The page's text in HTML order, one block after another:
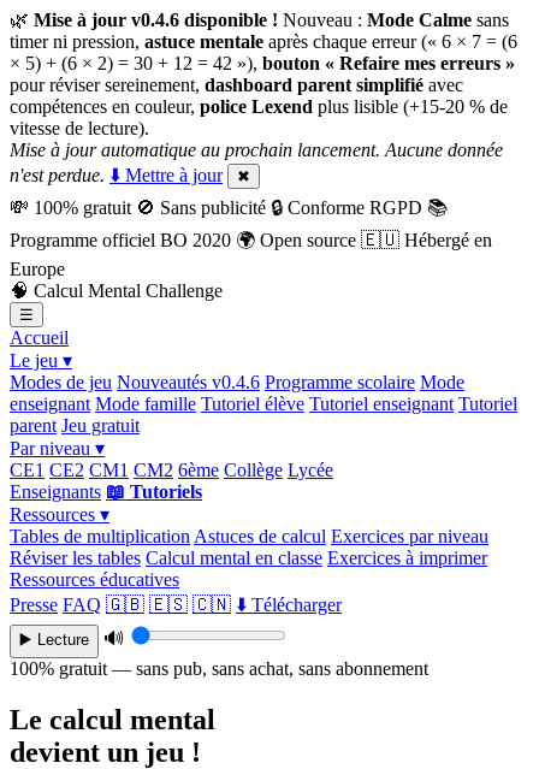
🌿 Mise à jour v0.4.6 disponible ! Nouveau : Mode Calme sans
timer ni pression, astuce mentale après chaque erreur (« 6 × 7 = (6
× 5) + (6 × 2) = 30 + 12 = 42 »), bouton « Refaire mes erreurs »
pour réviser sereinement, dashboard parent simplifié avec
compétences en couleur, police Lexend plus lisible (+15-20 % de
vitesse de lecture).
Mise à jour automatique au prochain lancement. Aucune donnée
n'est perdue. ⬇️ Mettre à jour ✖
💸 100% gratuit 🚫 Sans publicité 🔒 Conforme RGPD 📚
Programme officiel BO 2020 🌍 Open source 🇪🇺 Hébergé en
Europe
🧠 Calcul Mental Challenge
☰
Accueil
Le jeu ▾
Modes de jeu Nouveautés v0.4.6 Programme scolaire Mode
enseignant Mode famille Tutoriel élève Tutoriel enseignant Tutoriel
parent Jeu gratuit
Par niveau ▾
CE1 CE2 CM1 CM2 6ème Collège Lycée
Enseignants 📖 Tutoriels
Ressources ▾
Tables de multiplication Astuces de calcul Exercices par niveau
Réviser les tables Calcul mental en classe Exercices à imprimer
Ressources éducatives
Presse FAQ 🇬🇧 🇪🇸 🇨🇳 ⬇️ Télécharger
▶️ Lecture
🔊
100% gratuit — sans pub, sans achat, sans abonnement
Le calcul mental
devient un jeu !